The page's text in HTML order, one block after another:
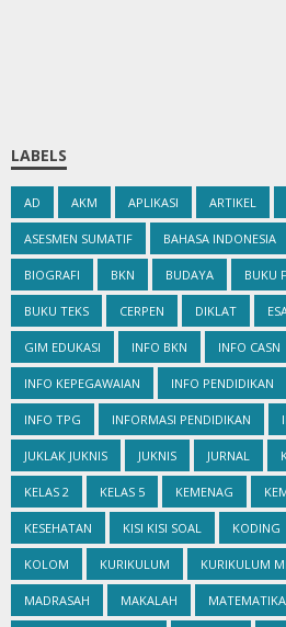
LABELS
AD AKM APLIKASI ARTIKEL
ASESMEN SUMATIF BAHASA INDONESIA
BIOGRAFI BKN BUDAYA BUKU
BUKU TEKS CERPEN DIKLAT
GIM EDUKASI INFO BKN INFO CASN
INFO KEPEGAWAIAN INFO PENDIDIKAN
INFO TPG INFORMASI PENDIDIKAN
JUKLAK JUKNIS JUKNIS JURNAL
KELAS 2 KELAS 5 KEMENAG
KESEHATAN KISI KISI SOAL KODING
KOLOM KURIKULUM KURIKULUM
MADRASAH MAKALAH MATEMATIKA